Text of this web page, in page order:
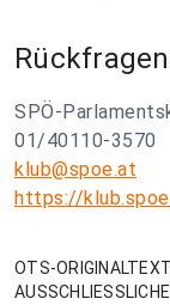
SPÖ-
01/40110-3570
klub@spoe.at
https://
OTS-